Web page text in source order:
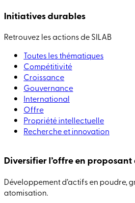
Initiatives durables
Retrouvez les actions de SILAB
Toutes les thématiques
Compétitivité
Croissance
Gouvernance
International
Offre
Propriété intellectuelle
Recherche et innovation
Diversifier l’offre en
Développement d’actifs en poudre,
atomisation.